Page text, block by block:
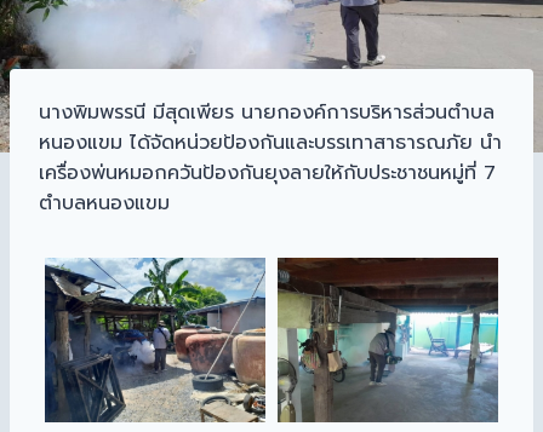
นางพิมพรรนี มีสุดเพียร นายกองค์การบริหารส่วนตำบล
หนองแขม ได้จัดหน่วยป้องกันและบรรเทาสาธารณภัย นำ
เครื่องพ่นหมอกควันป้องกันยุงลายให้กับประชาชนหมู่ที่ 7
ตำบลหนองแขม